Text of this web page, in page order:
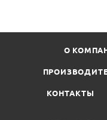
О
КОНТАКТЫ